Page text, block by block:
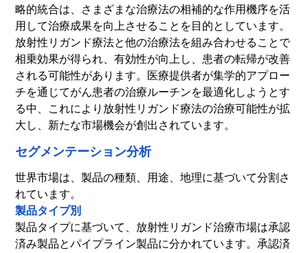
略的統合は、さまざまな治療法の相補的な作用機序を活
用して治療成果を向上させることを目的としています。
放射性リガンド療法と他の治療法を組み合わせることで
相乗効果が得られ、有効性が向上し、患者の転帰が改善
される可能性があります。医療提供者が集学的アプロー
チを通じてがん患者の治療ルーチンを最適化しようとす
る中、これにより放射性リガンド療法の治療可能性が拡
大し、新たな市場機会が創出されています。
セグメンテーション分析
世界市場は、製品の種類、用途、地理に基づいて分割さ
れています。
製品タイプ別
製品タイプに基づいて、放射性リガンド治療市場は承認
済み製品とパイプライン製品に分かれています。承認済